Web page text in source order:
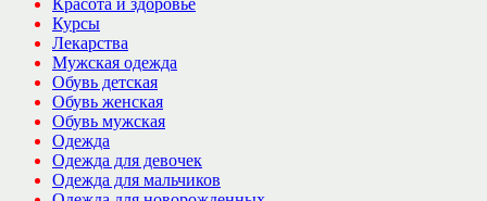
Красота и здоровье
Курсы
Лекарства
Мужская одежда
Обувь детская
Обувь женская
Обувь мужская
Одежда
Одежда для девочек
Одежда для мальчиков